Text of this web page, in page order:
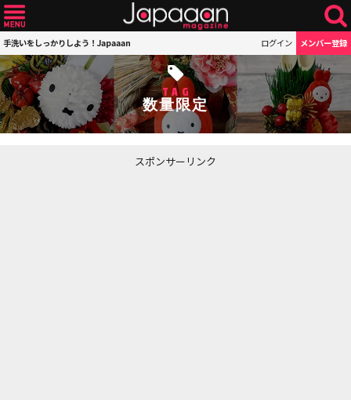
手洗いをしっかりしよう！Japaaan ログイン メンバー登録
TAG
数量限定
スポンサーリンク